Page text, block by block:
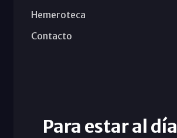
Hemeroteca
Contacto
Para estar al día